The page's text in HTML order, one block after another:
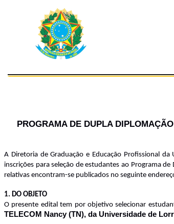
PROGRAMA DE DUPLA
A Diretoria de Graduação e Educação Profissional
inscrições para seleção de estudantes ao Programa
relativas encontram-se publicados no seguinte
1. DO OBJETO
O presente edital tem por objetivo selecionar
TELECOM Nancy (TN), da Universidade de